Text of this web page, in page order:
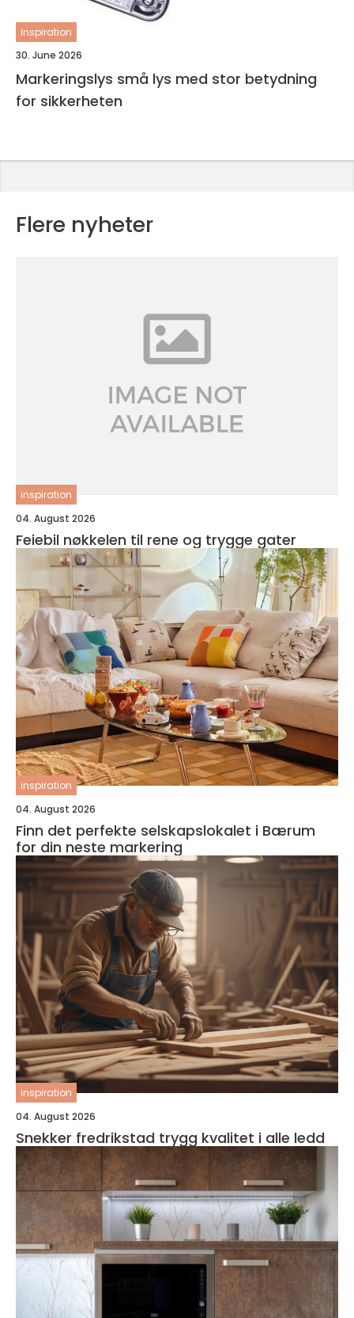
inspiration
30. June 2026
Markeringslys små lys med stor betydning
for sikkerheten
Flere nyheter
inspiration
04. August 2026
Feiebil nøkkelen til rene og trygge gater
inspiration
04. August 2026
Finn det perfekte selskapslokalet i Bærum
for din neste markering
inspiration
04. August 2026
Snekker fredrikstad trygg kvalitet i alle ledd